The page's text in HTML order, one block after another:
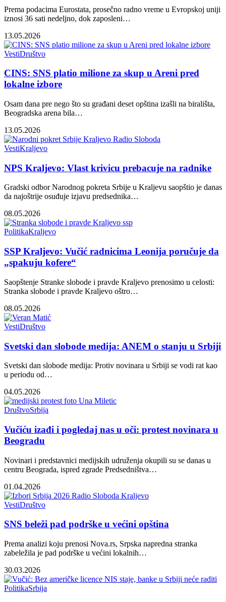
Prema podacima Eurostata, prosečno radno vreme u Evropskoj uniji
iznosi 36 sati nedeljno, dok zaposleni…
13.05.2026
VestiDruštvo
CINS: SNS platio milione za skup u Areni pred
lokalne izbore
Osam dana pre nego što su građani deset opština izašli na birališta,
Beogradska arena bila…
13.05.2026
VestiKraljevo
NPS Kraljevo: Vlast krivicu prebacuje na radnike
Gradski odbor Narodnog pokreta Srbije u Kraljevu saopštio je danas
da najoštrije osuđuje izjavu predsednika…
08.05.2026
PolitikaKraljevo
SSP Kraljevo: Vučić radnicima Leonija poručuje da
„spakuju kofere“
Saopštenje Stranke slobode i pravde Kraljevo prenosimo u celosti:
Stranka slobode i pravde Kraljevo oštro…
08.05.2026
VestiDruštvo
Svetski dan slobode medija: ANEM o stanju u Srbiji
Svetski dan slobode medija: Protiv novinara u Srbiji se vodi rat kao
u periodu od…
04.05.2026
DruštvoSrbija
Vučiću izađi i pogledaj nas u oči: protest novinara u
Beogradu
Novinari i predstavnici medijskih udruženja okupili su se danas u
centru Beograda, ispred zgrade Predsedništva…
01.04.2026
VestiDruštvo
SNS beleži pad podrške u većini opština
Prema analizi koju prenosi Nova.rs, Srpska napredna stranka
zabeležila je pad podrške u većini lokalnih…
30.03.2026
PolitikaSrbija